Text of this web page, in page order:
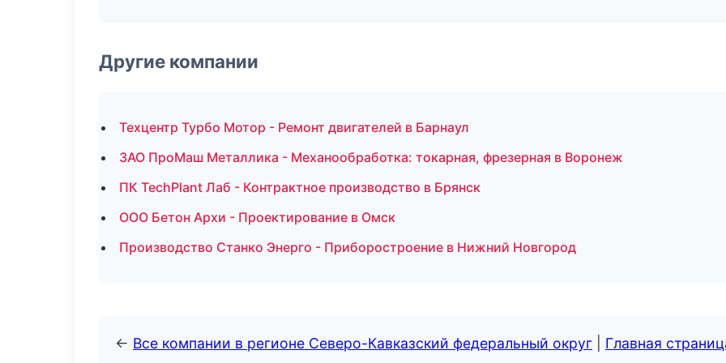
Другие компании
Техцентр Турбо Мотор - Ремонт двигателей в Барнаул
ЗАО ПроМаш Металлика - Механообработка: токарная, фрезерная в Воронеж
ПК TechPlant Лаб - Контрактное производство в Брянск
ООО Бетон Архи - Проектирование в Омск
Производство Станко Энерго - Приборостроение в Нижний Новгород
← Все компании в регионе Северо-Кавказский федеральный округ Главная